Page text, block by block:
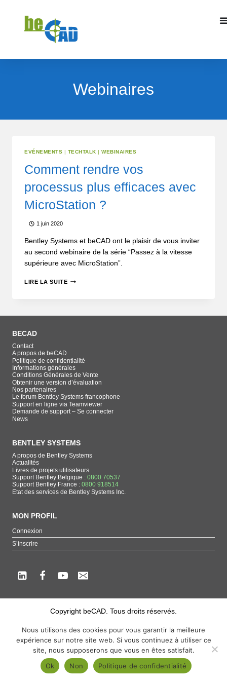
Webinaires
EVÉNEMENTS | TECHTALK | WEBINAIRES
Comment rendre vos
processus plus efficaces avec
MicroStation ?
1 juin 2020
Bentley Systems et beCAD ont le plaisir de vous inviter
au second webinaire de la série “Passez à la vitesse
supérieure avec MicroStation”.
LIRE LA SUITE
BECAD
Contact
A propos de beCAD
Politique de confidentialité
Informations générales
Conditions Générales de Vente
Obtenir une version d’évaluation
Nos partenaires
Le forum Bentley Systems francophone
Support en ligne via Teamviewer
Demande de support – Se connecter
News
BENTLEY SYSTEMS
A propos de Bentley Systems
Actualités
Livres de projets utilisateurs
Support Bentley Belgique : 0800 70537
Support Bentley France : 0800 918514
Etat des services de Bentley Systems Inc.
MON PROFIL
Connexion
S’inscrire
Copyright beCAD. Tous droits réservés.
Systems
MicroStation
Nous utilisons des cookies pour vous garantir la meilleure
expérience sur notre site web. Si vous continuez à utiliser ce
site, nous supposerons que vous en êtes satisfait.
Ok
Non Politique de confidentialité